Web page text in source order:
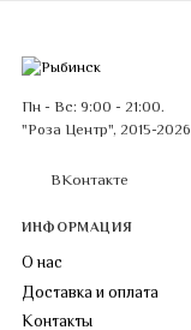
Пн - Вс: 9:00 - 21:00.
"Роза Центр", 2015-
ВКонтакте
ИНФОРМАЦИЯ
О нас
Доставка и оплата
Контакты